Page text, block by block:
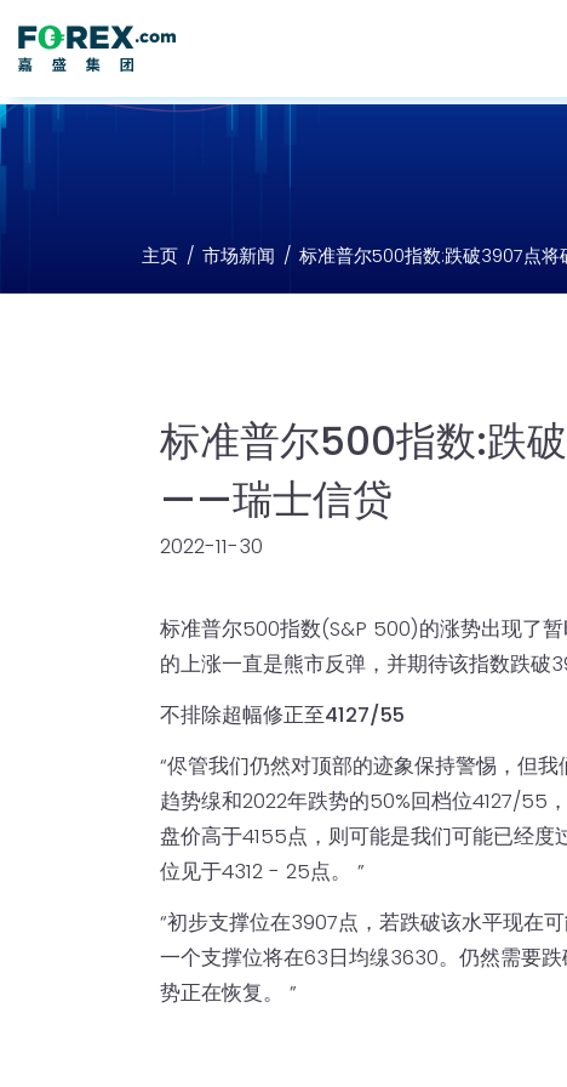
主页 市场新闻 标准普尔500指数:跌破3907点
标准普尔500指数:跌
——瑞士信贷
2022-11-30
标准普尔500指数(S&P 500)的涨势出现了
的上涨一直是熊市反弹，并期待该指数跌破
不排除超幅修正至4127/55
“侭管我们仍然对顶部的迹象保持警惕，但
趋势缐和2022年跌势的50%回档位4127/55
盘价高于4155点，则可能是我们可能已经
位见于4312 - 25点。 ”
“初步支撑位在3907点，若跌破该水平现在
一个支撑位将在63日均缐3630。仍然需要
势正在恢复。 ”